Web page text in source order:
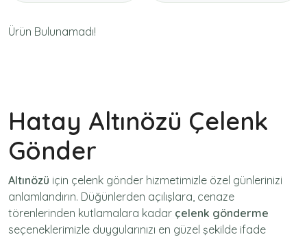
Ürün Bulunamadı!
Hatay Altınözü Çelenk
Gönder
Altınözü için çelenk gönder hizmetimizle özel günlerinizi
anlamlandırın. Düğünlerden açılışlara, cenaze
törenlerinden kutlamalara kadar çelenk gönderme
seçeneklerimizle duygularınızı en güzel şekilde ifade